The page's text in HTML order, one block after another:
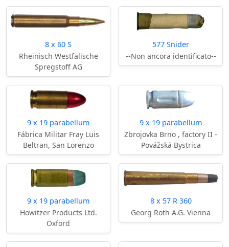
8 x 60 S
Rheinisch Westfalische
Spregstoff AG
577 Snider
--Non ancora identificato--
9 x 19 parabellum
Fábrica Militar Fray Luis
Beltran, San Lorenzo
9 x 19 parabellum
Zbrojovka Brno , factory II -
Povážská Bystrica
9 x 19 parabellum
Howitzer Products Ltd.
Oxford
8 x 57 R 360
Georg Roth A.G. Vienna